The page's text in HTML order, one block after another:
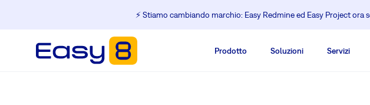
⚡️ Stiamo cambiando marchio: Easy Redmine ed Easy Project ora
Prodotto Soluzioni Servizi